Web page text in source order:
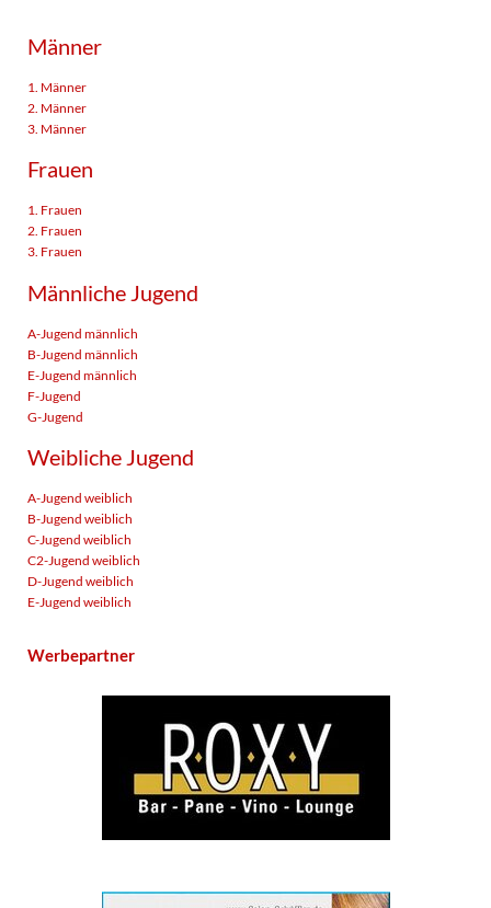
Männer
1. Männer
2. Männer
3. Männer
Frauen
1. Frauen
2. Frauen
3. Frauen
Männliche Jugend
A-Jugend männlich
B-Jugend männlich
E-Jugend männlich
F-Jugend
G-Jugend
Weibliche Jugend
A-Jugend weiblich
B-Jugend weiblich
C-Jugend weiblich
C2-Jugend weiblich
D-Jugend weiblich
E-Jugend weiblich
Werbepartner